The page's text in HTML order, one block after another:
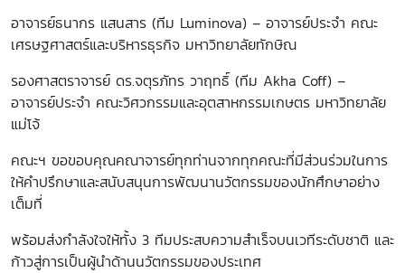
อาจารย์ธนากร แสนสาร (ทีม Luminova) – อาจารย์ประจำ คณะ
เศรษฐศาสตร์และบริหารธุรกิจ มหาวิทยาลัยทักษิณ
รองศาสตราจารย์ ดร.จตุรภัทร วาฤทธิ์ (ทีม Akha Coff) –
อาจารย์ประจำ คณะวิศวกรรมและอุตสาหกรรมเกษตร มหาวิทยาลัย
แม่โจ้
คณะฯ ขอขอบคุณคณาจารย์ทุกท่านจากทุกคณะที่มีส่วนร่วมในการ
ให้คำปรึกษาและสนับสนุนการพัฒนานวัตกรรมของนักศึกษาอย่าง
เต็มที่
พร้อมส่งกำลังใจให้ทั้ง 3 ทีมประสบความสำเร็จบนเวทีระดับชาติ และ
ก้าวสู่การเป็นผู้นำด้านนวัตกรรมของประเทศ